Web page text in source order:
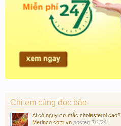
Chị em cùng đọc báo
Ai có nguy cơ mắc cholesterol cao?
Merinco.com.vn posted 7/1/24